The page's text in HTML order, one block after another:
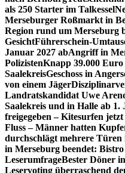
als 250 Starter im Talkessel
Merseburger Roßmarkt in
Region rund um Merseburg
GesichtFührerschein-
Januar 2027 abAngriff in
PolizistenKnapp 39.000
SaalekreisGeschoss in
von einem Jäger
Landratskandidat Uwe
Saalekreis und in Halle ab 1.
freigegeben – Kitesurfen
Fluss – Männer hatten
durchschlägt mehrere
in Merseburg beendet:
LeserumfrageBester Döner
Leservoting überraschend